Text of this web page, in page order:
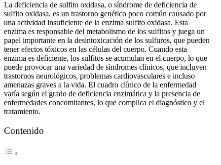
La deficiencia de sulfito oxidasa, o síndrome de deficiencia de
sulfito oxidasa, es un trastorno genético poco común causado por
una actividad insuficiente de la enzima sulfito oxidasa. Esta
enzima es responsable del metabolismo de los sulfitos y juega un
papel importante en la desintoxicación de los sulfuros, que pueden
tener efectos tóxicos en las células del cuerpo. Cuando esta
enzima es deficiente, los sulfitos se acumulan en el cuerpo, lo que
puede provocar una variedad de síndromes clínicos, que incluyen
trastornos neurológicos, problemas cardiovasculares e incluso
amenazas graves a la vida. El cuadro clínico de la enfermedad
varía según el grado de deficiencia enzimática y la presencia de
enfermedades concomitantes, lo que complica el diagnóstico y el
tratamiento.
Contenido